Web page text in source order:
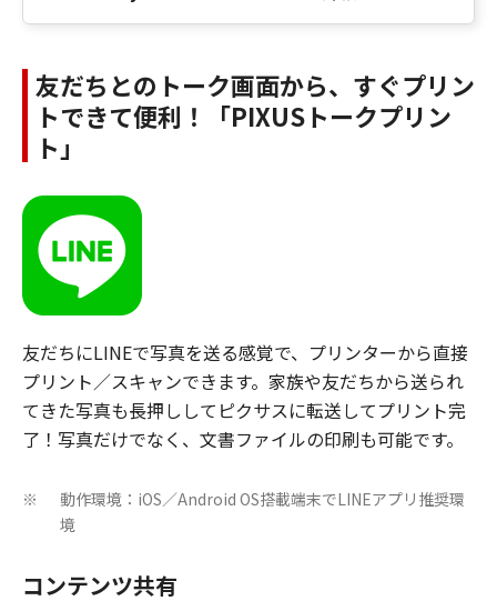
友だちとのトーク画面から、すぐプリン
トできて便利！「PIXUSトークプリン
ト」
友だちにLINEで写真を送る感覚で、プリンターから直接
プリント／スキャンできます。家族や友だちから送られ
てきた写真も長押ししてピクサスに転送してプリント完
了！写真だけでなく、文書ファイルの印刷も可能です。
※
動作環境：iOS／Android OS搭載端末でLINEアプリ推奨環
境
コンテンツ共有